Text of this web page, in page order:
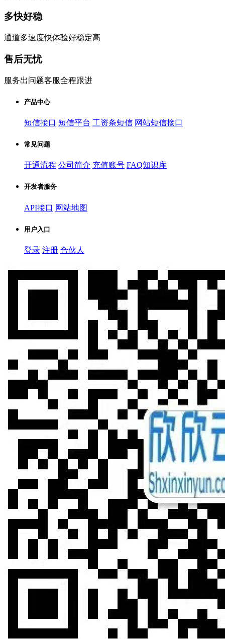
多快好稳
通道多速度快体验好稳定高
售后无忧
服务出问题客服全程跟进
产品中心
短信接口 短信平台 工资条短信 网站短信接口
常见问题
开通流程 公司简介 充值账号 FAQ知识库
开发者服务
API接口 网站地图
用户入口
登录 注册 合伙人